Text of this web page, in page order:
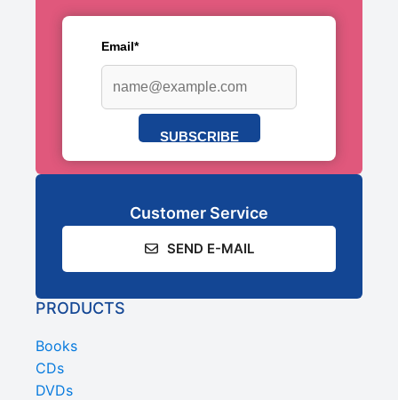
Email*
SUBSCRIBE
Customer Service
SEND E-MAIL
PRODUCTS
Books
CDs
DVDs